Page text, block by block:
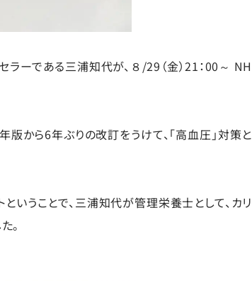
ラーである三浦知代が、８/29（金）21：00～ NH
から6年ぶりの改訂をうけて、「高血圧」対策と
いうことで、三浦知代が管理栄養士として、カリ
。